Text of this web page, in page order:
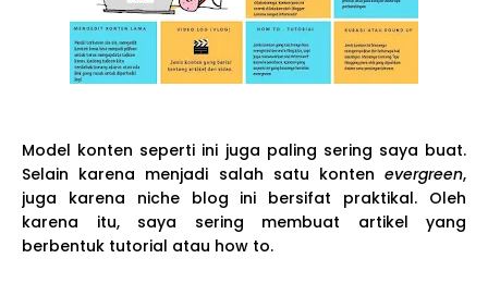
Model konten seperti ini juga paling sering saya buat.
Selain karena menjadi salah satu konten evergreen,
juga karena niche blog ini bersifat praktikal. Oleh
karena itu, saya sering membuat artikel yang
berbentuk tutorial atau how to.